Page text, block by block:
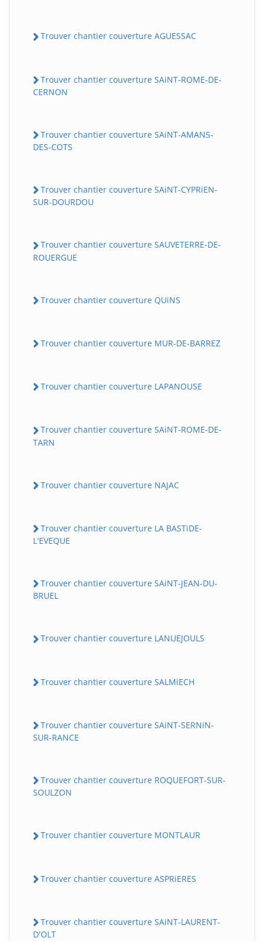
Trouver chantier couverture AGUESSAC
Trouver chantier couverture SAiNT-ROME-DE-
CERNON
Trouver chantier couverture SAiNT-AMANS-
DES-COTS
Trouver chantier couverture SAiNT-CYPRiEN-
SUR-DOURDOU
Trouver chantier couverture SAUVETERRE-DE-
ROUERGUE
Trouver chantier couverture QUiNS
Trouver chantier couverture MUR-DE-BARREZ
Trouver chantier couverture LAPANOUSE
Trouver chantier couverture SAiNT-ROME-DE-
TARN
Trouver chantier couverture NAJAC
Trouver chantier couverture LA BASTiDE-
L'EVEQUE
Trouver chantier couverture SAiNT-JEAN-DU-
BRUEL
Trouver chantier couverture LANUEJOULS
Trouver chantier couverture SALMiECH
Trouver chantier couverture SAiNT-SERNiN-
SUR-RANCE
Trouver chantier couverture ROQUEFORT-SUR-
SOULZON
Trouver chantier couverture MONTLAUR
Trouver chantier couverture ASPRiERES
Trouver chantier couverture SAiNT-LAURENT-
D'OLT